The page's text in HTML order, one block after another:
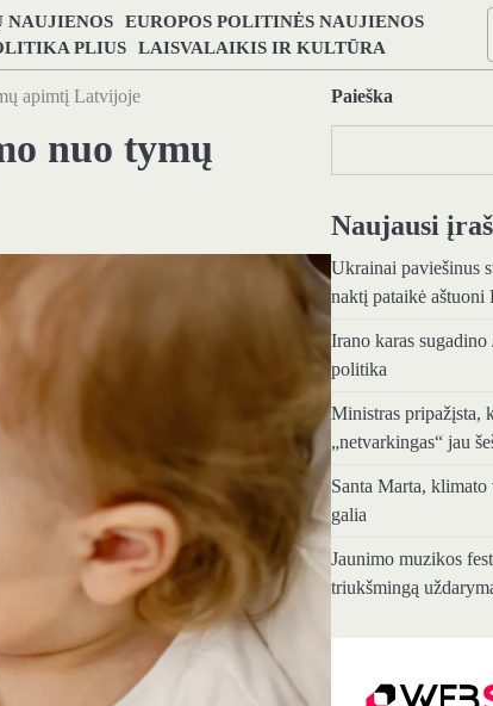
NAUJIENOS EUROPOS POLITINĖS NAUJIENOS
PLIUS LAISVALAIKIS IR KULTŪRA
apimtį Latvijoje
nuo tymų
Paieška
Naujausi
Ukrainai paviešinus
naktį pataikė
Irano karas
politika
Ministras pripažįsta,
„netvarkingas“ jau
Santa Marta,
galia
Jaunimo muzikos
triukšmingą